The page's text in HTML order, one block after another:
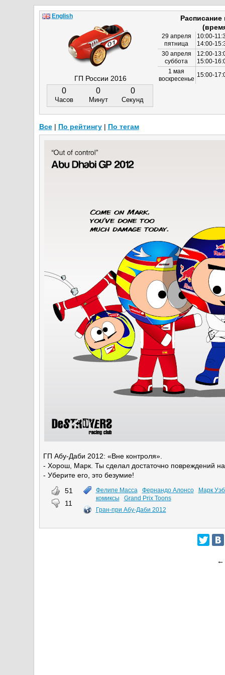
ГП Абу-Даби 2012: «Вне контроля».
- Хорош, Марк. Ты сделал достаточно повреждений на
- Уберите его, это безумие!
51
11
Фелипе Масса Фернандо Алонсо
Марк
комиксы
Grand Prix Toons
Гран-при Абу-Даби 2012
ГП России 2016
0
Часов
0
Минут
0
Секунд
29 апреля
пятница
10:00-
14:00-
30 апреля
суббота
12:00-
15:00-
1 мая
воскресенье
15:00-
English
Все| По рейтингу| По тегам